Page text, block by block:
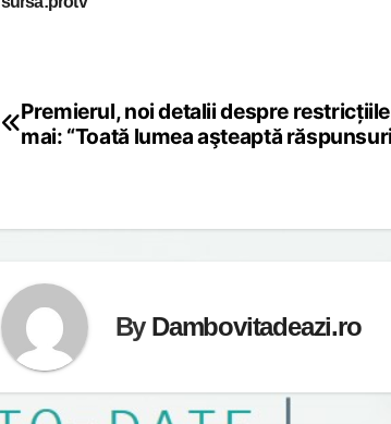
Post
Premierul, noi detalii despre
mai: “Toată lumea aşteaptă
By Dambovitadeazi.ro